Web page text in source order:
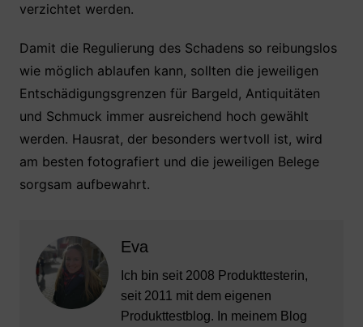
verzichtet werden.
Damit die Regulierung des Schadens so reibungslos
wie möglich ablaufen kann, sollten die jeweiligen
Entschädigungsgrenzen für Bargeld, Antiquitäten
und Schmuck immer ausreichend hoch gewählt
werden. Hausrat, der besonders wertvoll ist, wird
am besten fotografiert und die jeweiligen Belege
sorgsam aufbewahrt.
Eva
Ich bin seit 2008 Produkttesterin,
seit 2011 mit dem eigenen
Produkttestblog. In meinem Blog